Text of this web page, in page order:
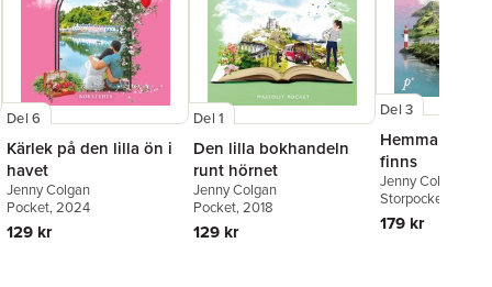
Del 6
Kärlek på den lilla ön i
havet
Jenny Colgan
Pocket, 2024
129 kr
Del 1
Den lilla bokhandeln
runt hörnet
Jenny Colgan
Pocket, 2018
129 kr
Del 3
Hemma där
finns
Jenny Colgan
Storpocket
179 kr